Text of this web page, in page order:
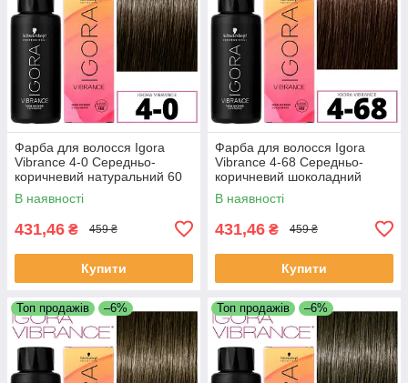
Фарба для волосся Igora
Vibrance 4-0 Середньо-
коричневий натуральний 60
мл
В наявності
431,46 ₴ 459 ₴
Купити
Фарба для волосся Igora
Vibrance 4-68 Середньо-
коричневий шоколадний
червоний 60 мл
В наявності
431,46 ₴ 459 ₴
Купити
Топ продажів –6% Топ продажів –6%